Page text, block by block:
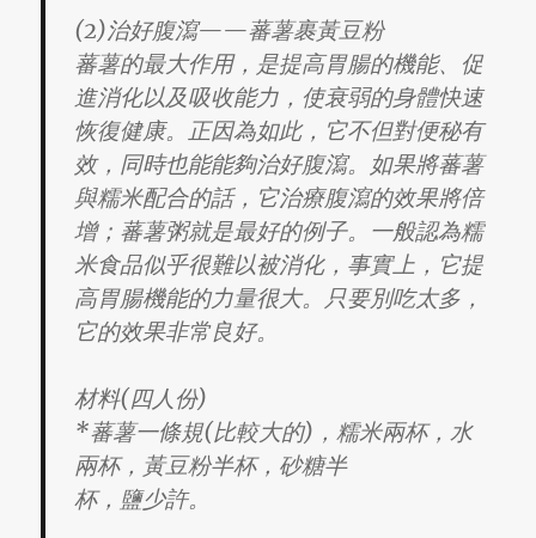
(2)治好腹瀉——蕃薯裹黃豆粉
蕃薯的最大作用，是提高胃腸的機能、促
進消化以及吸收能力，使衰弱的身體快速
恢復健康。正因為如此，它不但對便秘有
效，同時也能能夠治好腹瀉。如果將蕃薯
與糯米配合的話，它治療腹瀉的效果將倍
增；蕃薯粥就是最好的例子。一般認為糯
米食品似乎很難以被消化，事實上，它提
高胃腸機能的力量很大。只要別吃太多，
它的效果非常良好。
材料(四人份)
*蕃薯一條規(比較大的)，糯米兩杯，水
兩杯，黃豆粉半杯，砂糖半
杯，鹽少許。